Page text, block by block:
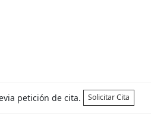
petición de cita. Solicitar Cita